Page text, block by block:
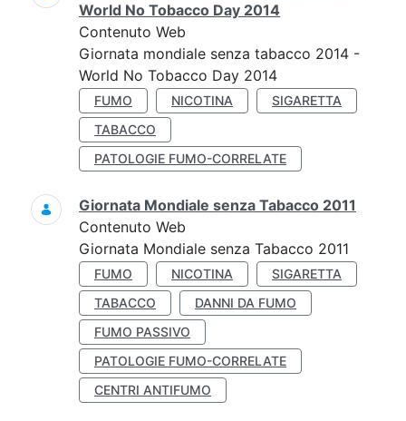
World No Tobacco Day 2014
Contenuto Web
Giornata mondiale senza tabacco 2014 -
World No Tobacco Day 2014
FUMO NICOTINA
SIGARETTA
TABACCO
PATOLOGIE FUMO-CORRELATE
Giornata Mondiale senza Tabacco 2011
Contenuto Web
Giornata Mondiale senza Tabacco 2011
FUMO NICOTINA
SIGARETTA
TABACCO
DANNI DA FUMO
FUMO PASSIVO
PATOLOGIE FUMO-CORRELATE
CENTRI ANTIFUMO